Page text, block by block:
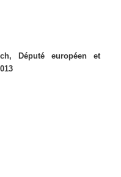
Député européen et